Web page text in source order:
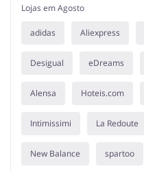
Lojas em Agosto
adidas Aliexpress
Desigual eDreams
Alensa Hoteis.com
Intimissimi La Redoute
New Balance spartoo